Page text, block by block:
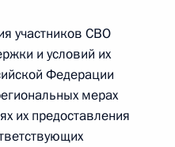
участников СВО
и условий их
Федерации
мерах
их предоставления